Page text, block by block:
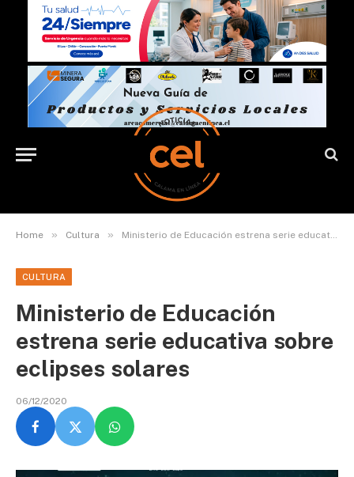
Home » Cultura » Ministerio de Educación estrena serie educativa sobre eclipses solares
CULTURA
Ministerio de Educación
estrena serie educativa sobre
eclipses solares
06/12/2020